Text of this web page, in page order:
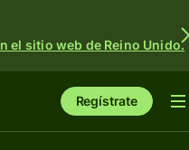
el sitio web de Reino Unido.
Regístrate